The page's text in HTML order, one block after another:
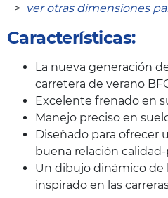
> ver otras dimensiones
Características:
La nueva generación
carretera de verano
Excelente frenado en
Manejo preciso en
Diseñado para ofrecer
buena relación
Un dibujo dinámico de
inspirado en las